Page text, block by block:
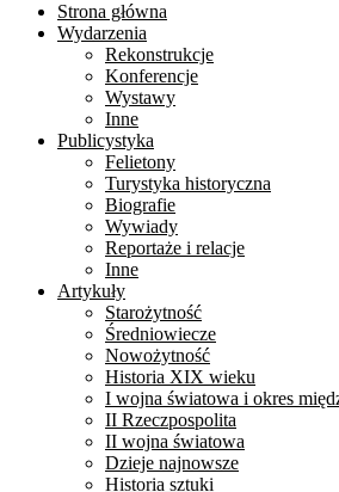
Strona główna
Wydarzenia
Rekonstrukcje
Konferencje
Wystawy
Inne
Publicystyka
Felietony
Turystyka historyczna
Biografie
Wywiady
Reportaże i relacje
Inne
Artykuły
Starożytność
Średniowiecze
Nowożytność
Historia XIX wieku
I wojna światowa i okres
II Rzeczpospolita
II wojna światowa
Dzieje najnowsze
Historia sztuki